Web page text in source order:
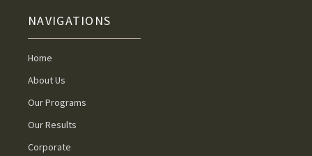
NAVIGATIONS
Home
About Us
Our Programs
Our Results
Corporate